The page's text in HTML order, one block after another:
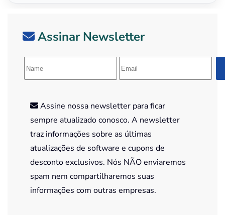
Assinar Newsletter
Assine nossa newsletter para ficar
sempre atualizado conosco. A newsletter
traz informações sobre as últimas
atualizações de software e cupons de
desconto exclusivos. Nós NÃO enviaremos
spam nem compartilharemos suas
informações com outras empresas.